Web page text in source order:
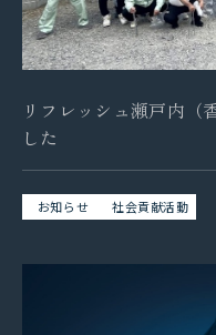
リフレッシュ瀬戸内（
した
お知らせ 社会貢献活動